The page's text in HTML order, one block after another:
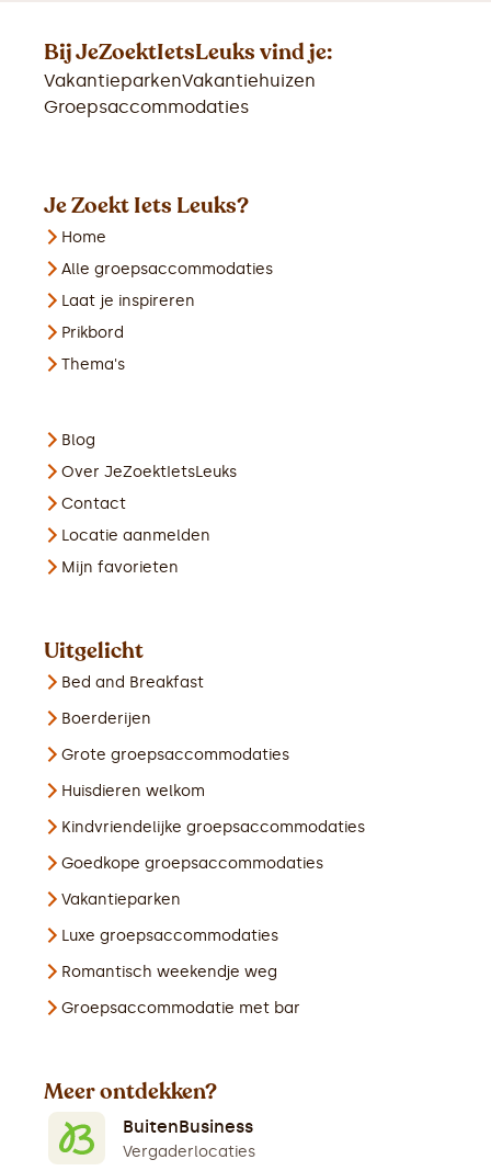
Bij JeZoektIetsLeuks vind je:
VakantieparkenVakantiehuizen
Groepsaccommodaties
Je Zoekt Iets Leuks?
Home
Alle groepsaccommodaties
Laat je inspireren
Prikbord
Thema's
Blog
Over JeZoektIetsLeuks
Contact
Locatie aanmelden
Mijn favorieten
Uitgelicht
Bed and Breakfast
Boerderijen
Grote groepsaccommodaties
Huisdieren welkom
Kindvriendelijke groepsaccommodaties
Goedkope groepsaccommodaties
Vakantieparken
Luxe groepsaccommodaties
Romantisch weekendje weg
Groepsaccommodatie met bar
Meer ontdekken?
BuitenBusiness
Vergaderlocaties